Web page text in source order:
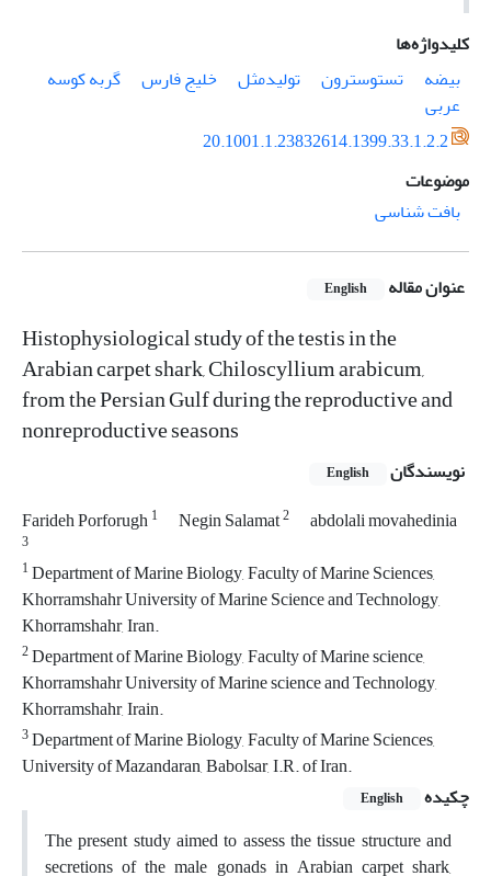
کلیدواژه‌ها
بیضه
تستوسترون تولیدمثل خلیج فارس
گربه کوسه
عربی
20.1001.1.23832614.1399.33.1.2.2
موضوعات
بافت شناسی
عنوان مقاله English
Histophysiological study of the testis in the
Arabian carpet shark, Chiloscyllium arabicum,
from the Persian Gulf during the reproductive and
nonreproductive seasons
نویسندگان English
Farideh Porforugh1 Negin Salamat2 abdolali movahedinia
3
1Department of Marine Biology, Faculty of Marine Sciences,
Khorramshahr University of Marine Science and Technology,
Khorramshahr, Iran.
2Department of Marine Biology, Faculty of Marine science,
Khorramshahr University of Marine science and Technology,
Khorramshahr, Irain.
3Department of Marine Biology, Faculty of Marine Sciences,
University of Mazandaran, Babolsar, I.R. of Iran.
چکیده
English
The present study aimed to assess the tissue structure and
secretions of the male gonads in Arabian carpet shark,